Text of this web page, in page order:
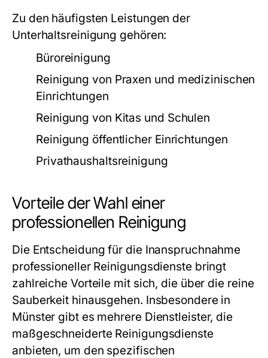
Zu den häufigsten Leistungen der
Unterhaltsreinigung gehören:
Büroreinigung
Reinigung von Praxen und medizinischen
Einrichtungen
Reinigung von Kitas und Schulen
Reinigung öffentlicher Einrichtungen
Privathaushaltsreinigung
Vorteile der Wahl einer
professionellen Reinigung
Die Entscheidung für die Inanspruchnahme
professioneller Reinigungsdienste bringt
zahlreiche Vorteile mit sich, die über die reine
Sauberkeit hinausgehen. Insbesondere in
Münster gibt es mehrere Dienstleister, die
maßgeschneiderte Reinigungsdienste
anbieten, um den spezifischen